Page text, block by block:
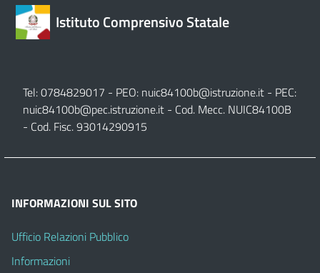
Istituto Comprensivo Statale
Tel: 0784829017 - PEO: nuic84100b@istruzione.it - PEC:
nuic84100b@pec.istruzione.it - Cod. Mecc. NUIC84100B
- Cod. Fisc. 93014290915
INFORMAZIONI SUL SITO
Ufficio Relazioni Pubblico
Informazioni